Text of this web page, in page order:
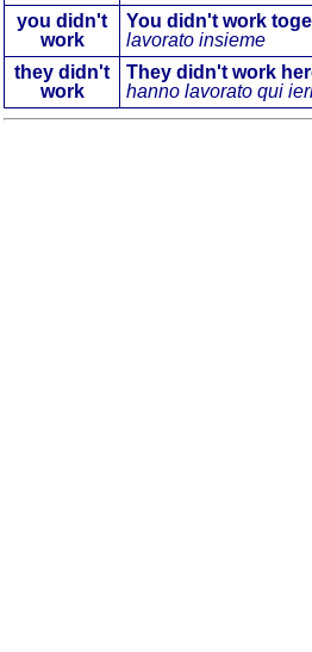
you didn't
work
You didn't work
lavorato insieme
they didn't
work
They didn't work
hanno lavorato qui